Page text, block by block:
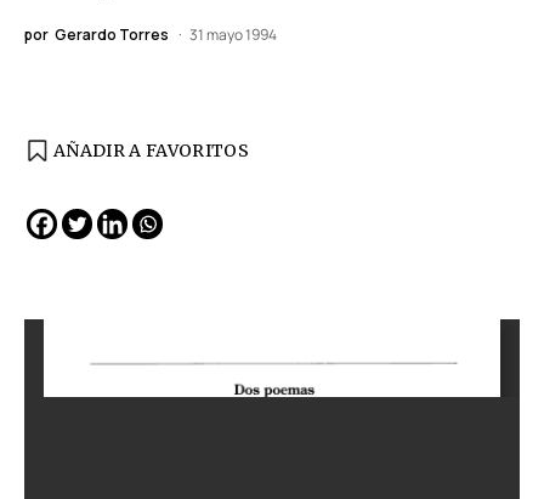
por Gerardo Torres 31 mayo 1994
AÑADIR A FAVORITOS